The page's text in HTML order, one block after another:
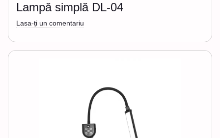
Lampă simplă DL-04
Lasa-ți un comentariu